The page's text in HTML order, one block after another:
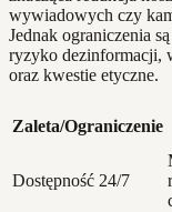
wywiadowych czy
Jednak ograniczenia
ryzyko dezinformacji,
oraz kwestie etyczne.
Zaleta/Ograniczenie
Dostępność 24/7